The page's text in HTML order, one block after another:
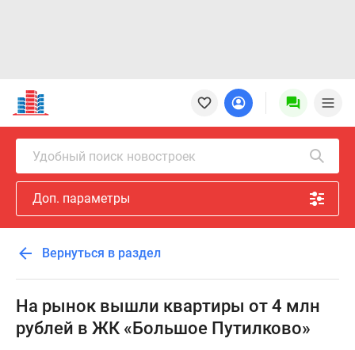
Новостройки
Квартиры
Ипотека
Новостройки
Москвы
Новостройки
Подмосковья
Новостройки
Москвы
Готовые
новостройки
Новостройки
Удобный поиск новостроек
Доп. параметры
Вернуться в раздел
На рынок вышли квартиры от 4 млн
рублей в ЖК «Большое Путилково»